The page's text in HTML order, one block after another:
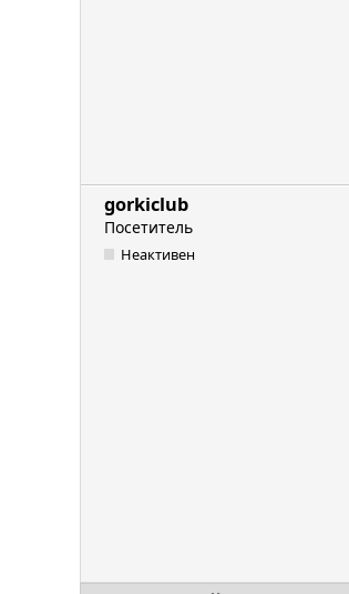
gorkiclub
Посетитель
Неактивен